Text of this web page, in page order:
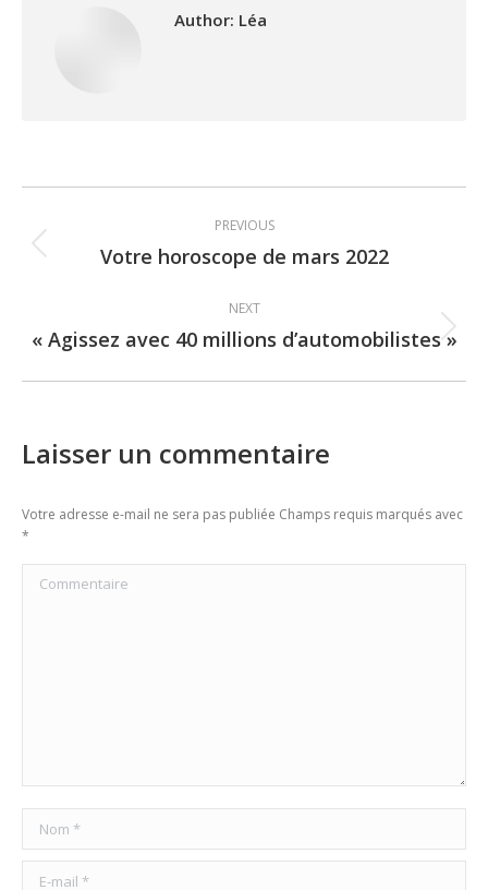
Author: Léa
navigation
PREVIOUS
Previous
Votre horoscope de mars 2022
NEXT
Next
« Agissez avec 40 millions d’automobilistes »
Laisser un commentaire
Votre adresse e-mail ne sera pas publiée Champs requis marqués avec
*
Commentaire
Nom *
E-mail *